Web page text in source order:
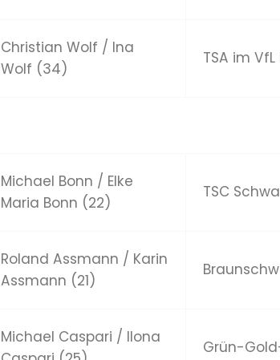
Christian Wolf / Ina
Wolf (34)
TSA im
Michael Bonn / Elke
Maria Bonn (22)
TSC
Roland Assmann / Karin
Assmann (21)
Michael Caspari / Ilona
Grün-